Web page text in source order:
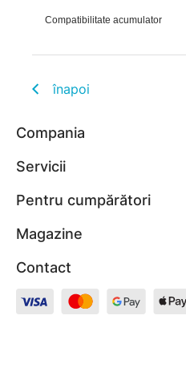
Compatibilitate acumulator
înapoi
Compania
Servicii
Pentru cumpărători
Magazine
Contact